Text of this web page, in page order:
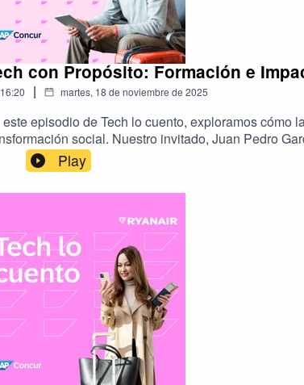
con Propósito: Formación e
16:20 | martes, 18 de noviembre de 2025
este episodio de Tech lo cuento, exploramos
social. Nuestro invitado, Juan Pedro
formación de nuevos talentos y la colaboración
reducir la brecha digital, generar oportunidades
en estas prácticas. Una conversación
Play